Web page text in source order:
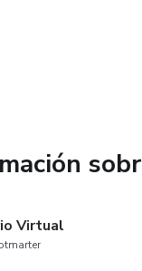
✅porta flores
Virtual